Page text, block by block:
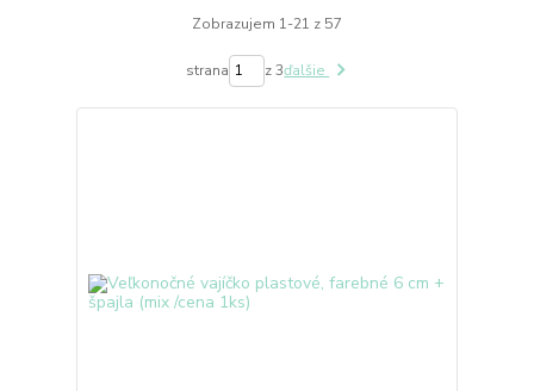
Zobrazujem 1-21 z 57
strana z 3ďalšie